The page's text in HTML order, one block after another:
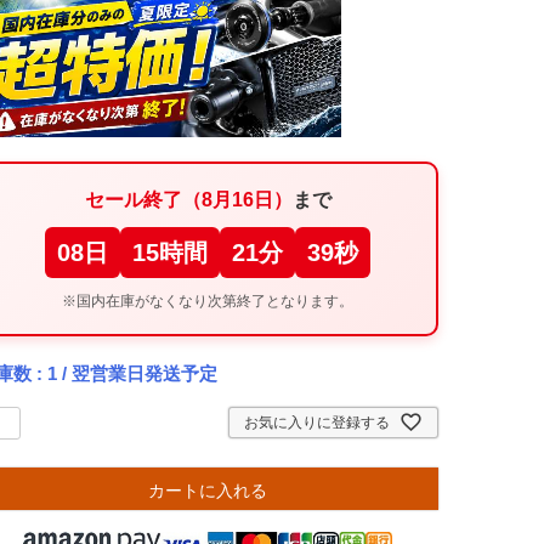
セール終了（8月16日） まで
08 日 15時間 21分 38秒
※国内在庫がなくなり次第終了となります。
数 1 / 翌営業日発送予定
お気に入りに登録する
カートに入れる